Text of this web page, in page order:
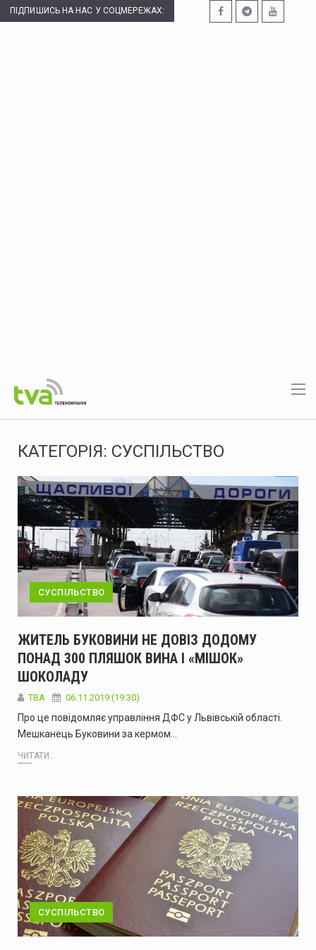
ПІДПИШИСЬ НА НАС У СОЦМЕРЕЖАХ:
КАТЕГОРІЯ: СУСПІЛЬСТВО
СУСПІЛЬСТВО
ЖИТЕЛЬ БУКОВИНИ НЕ ДОВІЗ ДОДОМУ
ПОНАД 300 ПЛЯШОК ВИНА І «МІШОК»
ШОКОЛАДУ
ТВА 06.11.2019 (19:30)
Про це повідомляє управління ДФС у Львівській області.
Мешканець Буковини за кермом…
ЧИТАТИ...
СУСПІЛЬСТВО